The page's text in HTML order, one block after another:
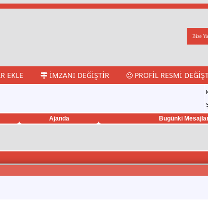
Bize
EKLE İMZANI DEĞIŞTIR PROFIL RESMI
Ajanda Bugünki